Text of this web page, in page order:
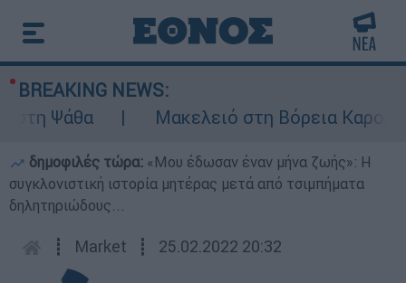
BREAKING NEWS:
Ψάθα
Μακελειό στη Βόρεια
δημοφιλές τώρα: «Μου έδωσαν έναν μήνα ζωής»: Η
συγκλονιστική ιστορία μητέρας μετά από τσιμπήματα
δηλητηριώδους...
┋ Market ┋ 25.02.2022 20:32